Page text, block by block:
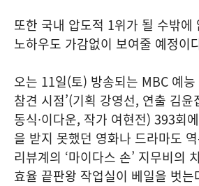
또한 국내 압도적 1위가 될 수밖에
노하우도 가감없이 보여줄 예정이
오는 11일(토) 방송되는 MBC 예능
참견 시점’(기획 강영선, 연출 김윤
동식·이다운, 작가 여현전) 393회
을 받지 못했던 영화나 드라마도
리뷰계의 ‘마이다스 손’ 지무비의
효율 끝판왕 작업실이 베일을 벗는